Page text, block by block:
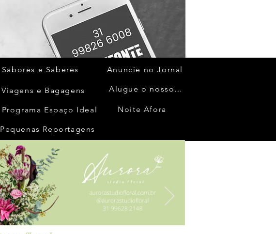
Sabores e Saberes
Viagens e Bagagens
Programa Espaço Ideal
Anuncie no Jornal
Alugue o nosso espaço
Noite Afora
Pequenas Reportagens